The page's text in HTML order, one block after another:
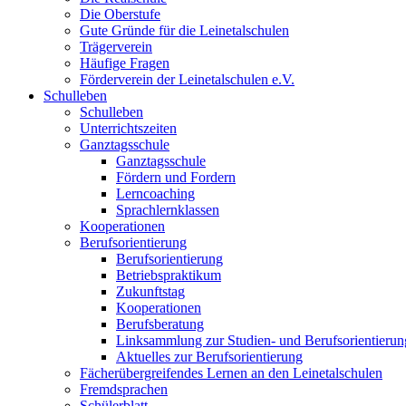
Die Oberstufe
Gute Gründe für die Leinetalschulen
Trägerverein
Häufige Fragen
Förderverein der Leinetalschulen e.V.
Schulleben
Schulleben
Unterrichtszeiten
Ganztagsschule
Ganztagsschule
Fördern und Fordern
Lerncoaching
Sprachlernklassen
Kooperationen
Berufsorientierung
Berufsorientierung
Betriebspraktikum
Zukunftstag
Kooperationen
Berufsberatung
Linksammlung zur Studien- und
Aktuelles zur Berufsorientierung
Fächerübergreifendes Lernen an den Leinetalschulen
Fremdsprachen